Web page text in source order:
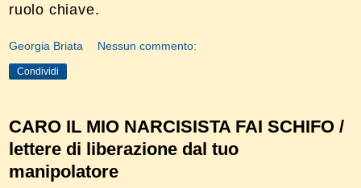
ruolo chiave.
Georgia Briata Nessun commento:
Condividi
CARO IL MIO NARCISISTA FAI SCHIFO /
lettere di liberazione dal tuo
manipolatore